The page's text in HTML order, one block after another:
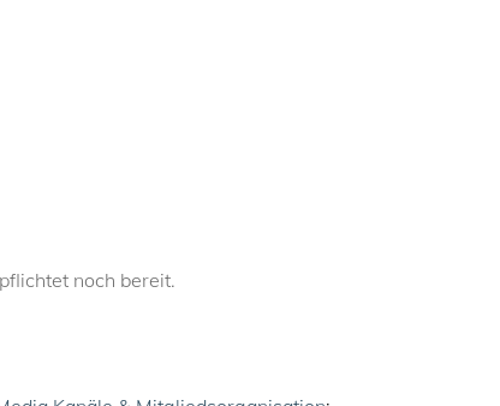
noch bereit.